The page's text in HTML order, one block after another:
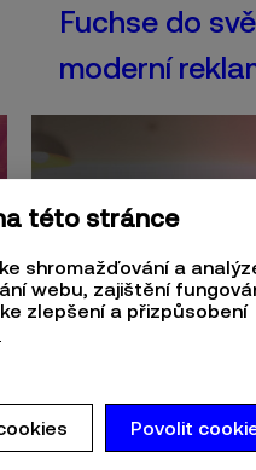
této stránce
shromažďování a
webu, zajištění
zlepšení a přizpůsobení
Povolit
Fuchse do
moderní